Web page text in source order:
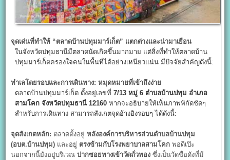
จุดเด่นที่ทำให้ “ตลาดบ้านปทุมมาร์เก็ต” แตกต่างและน่ามาเยือน
ในจังหวัดปทุมธานีมีตลาดนัดเกิดขึ้นมากมาย แต่สิ่งที่ทำให้ตลาดบ้าน
ปทุมมาร์เก็ตครองใจคนในพื้นที่ได้อย่างเหนียวแน่น มีปัจจัยสำคัญดังนี้:
ทำเลโดยรอบและการเดินทาง: หมุดหมายที่เข้าถึงง่าย
ตลาดบ้านปทุมมาร์เก็ต ตั้งอยู่เลขที่7/13หมู่ 6 ตำบลบ้านปทุม อำเภอ
สามโคก จังหวัดปทุมธานี 12160 หากจะอธิบายให้เห็นภาพพิกัดชัดๆ
สำหรับการเดินทาง สามารถสังเกตจุดอ้างอิงรอบๆ ได้ดังนี้:
จุดสังเกตหลัก: ตลาดตั้งอยู่หลังองค์การบริหารส่วนตำบลบ้านปทุม
(อบต.บ้านปทุม) และอยู่ ตรงข้ามกับโรงพยาบาลสามโคก พอดีเป๊ะ
นอกจากนี้ยังอยู่บริเวณปากซอยทางเข้าวัดถั่วทอง ซึ่งเป็นวัดชื่อดังที่มี